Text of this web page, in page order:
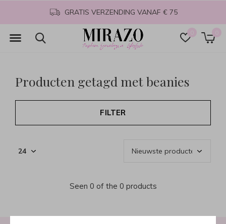
0 0
GRATIS VERZENDING VANAF € 75
Producten getagd met beanies
FILTER
Seen 0 of the 0 products